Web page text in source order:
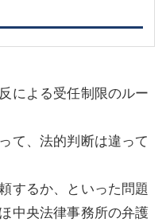
による受任制限のルー
て、法的判断は違って
するか、といった問題
中央法律事務所の弁護